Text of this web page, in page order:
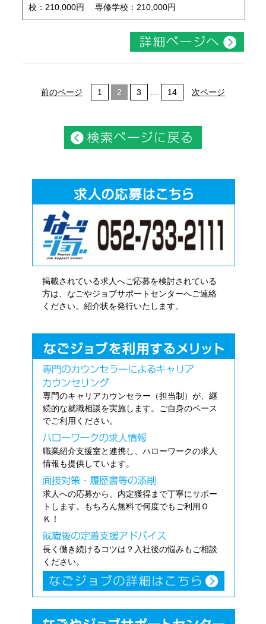
校：210,000円 専修学校：210,000円
前のページ 1 2 3 14 次ページ
掲載されている求人へご応募を検討されている
方は、なごやジョブサポートセンターへご連絡
ください。紹介状を発行いたします。
専門のキャリアカウンセラー（担当制）が、継
続的な就職相談を実施します。ご自身のペース
でご利用ください。
職業紹介支援室と連携し、ハローワークの求人
情報も提供しています。
求人への応募から、内定獲得まで丁寧にサポー
トします。もちろん無料で何度でもご利用Ｏ
Ｋ！
長く働き続けるコツは？入社後の悩みもご相談
ください。